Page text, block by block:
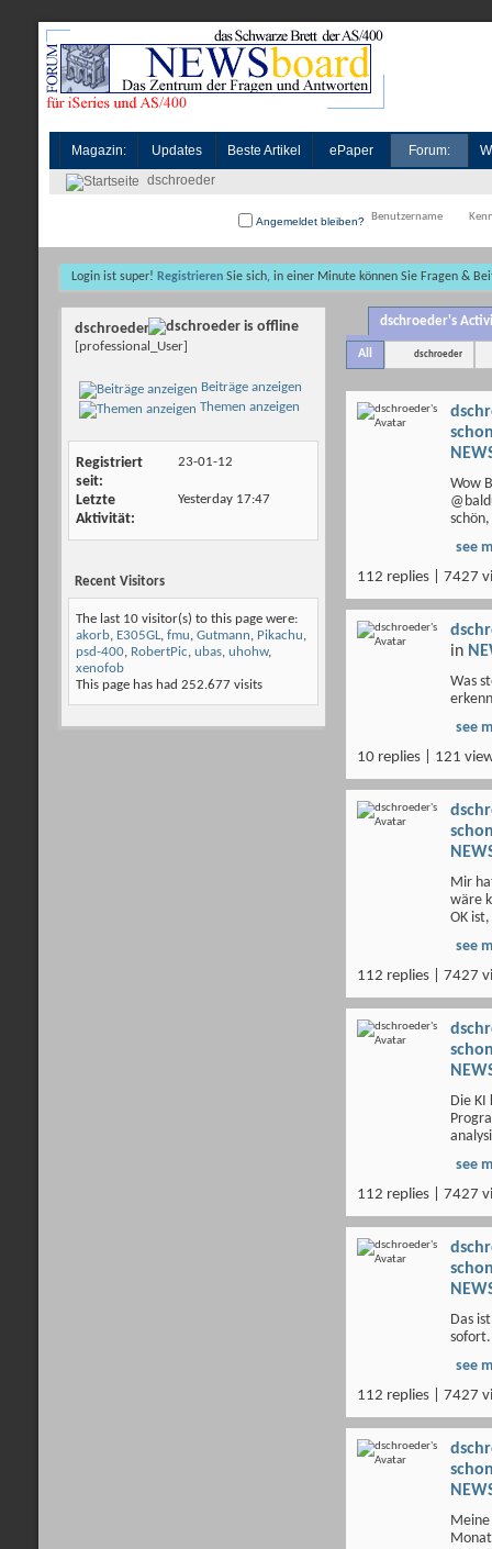
Magazin: Updates Beste Artikel ePaper Forum:
dschroeder
Angemeldet bleiben?
Login ist super! Registrieren Sie sich, in einer Minute können Sie Fragen &
dschroeder
[professional_User]
Beiträge anzeigen
Themen anzeigen
Registriert
seit
23-01-12
Letzte
Aktivität
Yesterday 17:47
Recent Visitors
The last 10 visitor(s) to this page were:
akorb, E305GL, fmu, Gutmann, Pikachu,
psd-400, RobertPic, ubas, uhohw,
xenofob
This page has had 252.677 visits
dschroeder's
All dschroeder
Wow
see
112 replies | 7427
in
Was
see
10 replies | 121
Mir
wäre
OK
see
112 replies | 7427
Die KI
see
112 replies | 7427
Das
sofort.
see
112 replies | 7427
Meine